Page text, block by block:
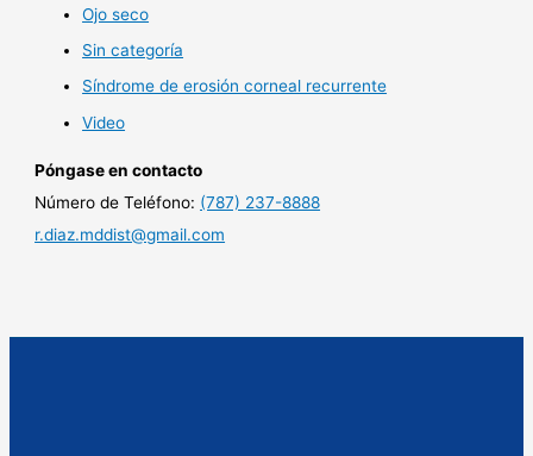
Ojo seco
Sin categoría
Síndrome de erosión corneal recurrente
Video
Póngase en contacto
Número de Teléfono: (787) 237-8888
r.diaz.mddist@gmail.com